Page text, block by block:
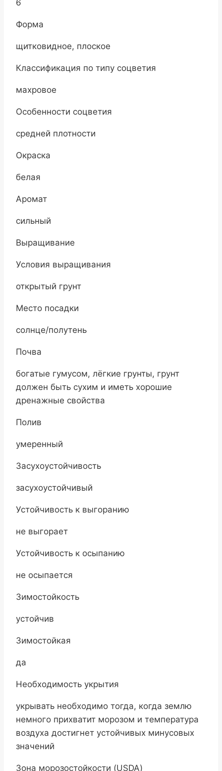
6
Форма
щитковидное, плоское
Классификация по типу соцветия
махровое
Особенности соцветия
средней плотности
Окраска
белая
Аромат
сильный
Выращивание
Условия выращивания
открытый грунт
Место посадки
солнце/полутень
Почва
богатые гумусом, лёгкие грунты, грунт
должен быть сухим и иметь хорошие
дренажные свойства
Полив
умеренный
Засухоустойчивость
засухоустойчивый
Устойчивость к выгоранию
не выгорает
Устойчивость к осыпанию
не осыпается
Зимостойкость
устойчив
Зимостойкая
да
Необходимость укрытия
укрывать необходимо тогда, когда землю
немного прихватит морозом и температура
воздуха достигнет устойчивых минусовых
значений
Зона морозостойкости (USDA)